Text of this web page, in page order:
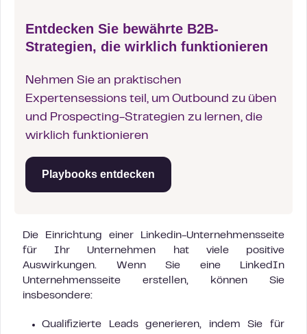
Entdecken Sie bewährte B2B-
Strategien, die wirklich funktionieren
Nehmen Sie an praktischen
Expertensessions teil, um Outbound zu üben
und Prospecting-Strategien zu lernen, die
wirklich funktionieren
Playbooks entdecken
Die Einrichtung einer Linkedin-Unternehmensseite
für Ihr Unternehmen hat viele positive
Auswirkungen. Wenn Sie eine LinkedIn
Unternehmensseite erstellen, können Sie
insbesondere:
Qualifizierte Leads generieren, indem Sie für